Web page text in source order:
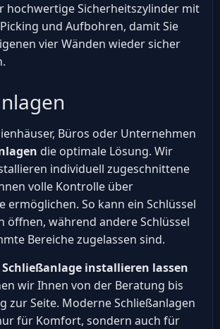
hochwertige Sicherheitszylinder mit
und Aufbohren, damit Sie
vier Wänden wieder sicher
Büros oder Unternehmen
die optimale Lösung. Wir
individuell zugeschnittene
volle Kontrolle über
ermöglichen. So kann ein Schlüssel
öffnen, während andere Schlüssel
Bereiche zugelassen sind.
Schließanlage installieren lassen
wir Ihnen von der Beratung bis
zur Seite. Moderne Schließanlagen
für Komfort, sondern auch für